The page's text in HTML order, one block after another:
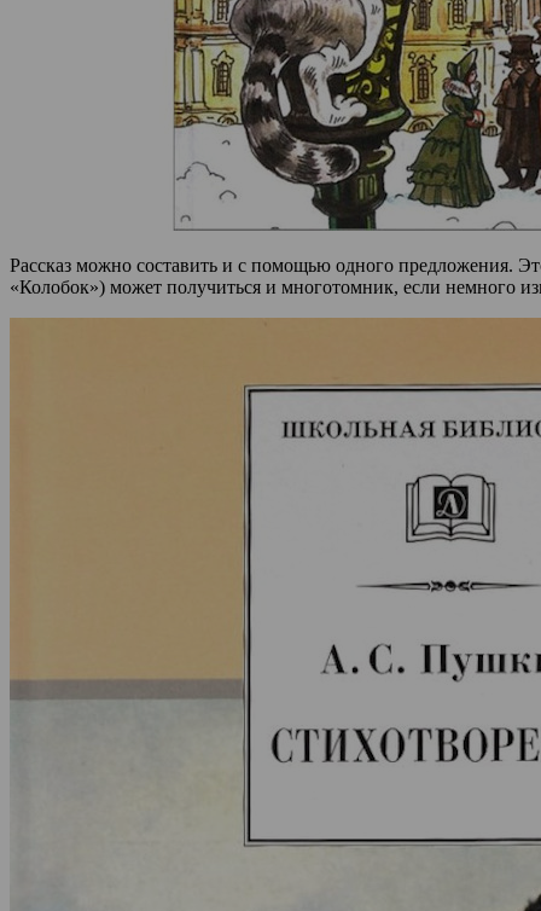
Рассказ можно составить и с помощью одного предложения.
«Колобок») может получиться и многотомник, если немного